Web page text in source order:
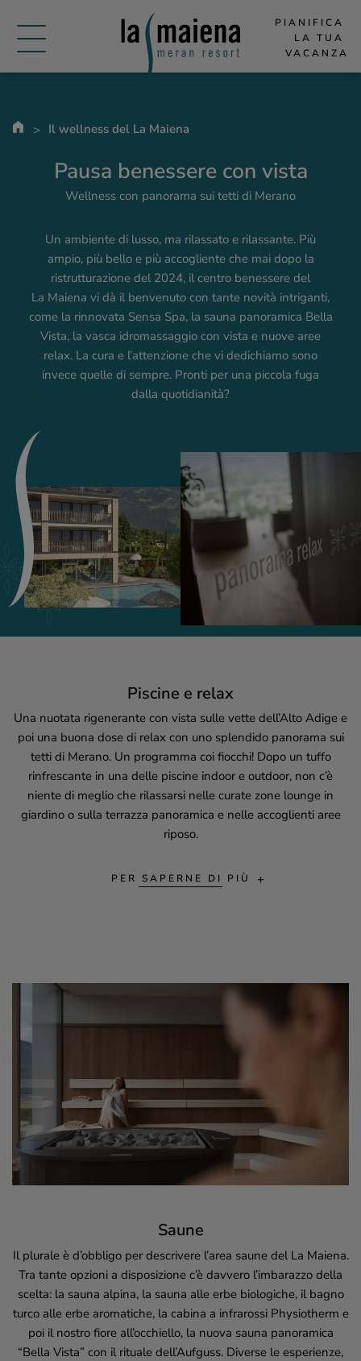
PIANIFICA
LA TUA
VACANZA
Il wellness del La Maiena
Pausa benessere con vista
Wellness con panorama sui tetti di Merano
Un ambiente di lusso, ma rilassato e rilassante. Più
ampio, più bello e più accogliente che mai dopo la
ristrutturazione del 2024, il centro benessere del
La Maiena vi dà il benvenuto con tante novità intriganti,
come la rinnovata Sensa Spa, la sauna panoramica Bella
Vista, la vasca idromassaggio con vista e nuove aree
relax. La cura e l’attenzione che vi dedichiamo sono
invece quelle di sempre. Pronti per una piccola fuga
dalla quotidianità?
Piscine e relax
Una nuotata rigenerante con vista sulle vette dell’Alto Adige e
poi una buona dose di relax con uno splendido panorama sui
tetti di Merano. Un programma coi fiocchi! Dopo un tuffo
rinfrescante in una delle piscine indoor e outdoor, non c’è
niente di meglio che rilassarsi nelle curate zone lounge in
giardino o sulla terrazza panoramica e nelle accoglienti aree
riposo.
PER SAPERNE DI PIÙ
Saune
Il plurale è d’obbligo per descrivere l’area saune del La Maiena.
Tra tante opzioni a disposizione c’è davvero l’imbarazzo della
scelta: la sauna alpina, la sauna alle erbe biologiche, il bagno
turco alle erbe aromatiche, la cabina a infrarossi Physiotherm e
poi il nostro fiore all’occhiello, la nuova sauna panoramica
“Bella Vista” con il rituale dell’Aufguss. Diverse le esperienze,